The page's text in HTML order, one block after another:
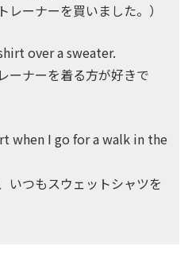
レーナーを買いました。）
over a sweater.
ーナーを着る方が好きで
when I go for a walk in the
いつもスウェットシャツを